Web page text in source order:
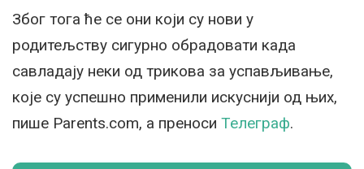
Због тога ће се они који су нови у
родитељству сигурно обрадовати када
савладају неки од трикова за успављивање,
које су успешно применили искуснији од њих,
пише Parents.com, a преноси Телеграф.